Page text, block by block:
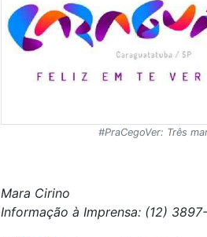
#PraCegoVer: Três
Mara Cirino
Informação à Imprensa: (12)